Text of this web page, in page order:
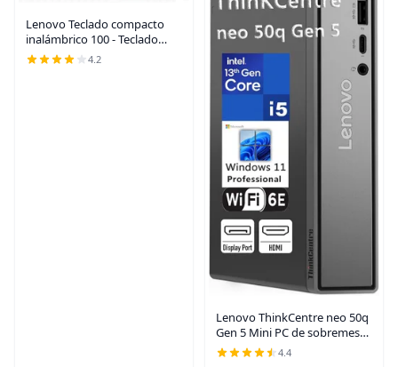
Lenovo Teclado compacto
inalámbrico 100 - Teclado
inalámbrico para PC y portátil
con Windows - Teclas
4.2
Lenovo ThinkCentre neo 50q
Gen 5 Mini PC de sobremesa,
Intel Core i5-13420H de 8
4.4